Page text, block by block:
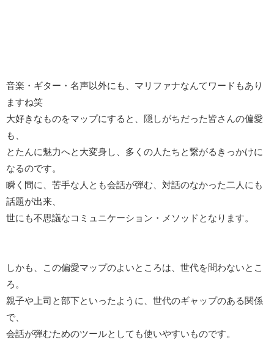
音楽・ギター・名声以外にも、マリファナなんてワードもあり
ますね笑
大好きなものをマップにすると、隠しがちだった皆さんの偏愛
も、
とたんに魅力へと大変身し、多くの人たちと繋がるきっかけに
なるのです。
瞬く間に、苦手な人とも会話が弾む、対話のなかった二人にも
話題が出来、
世にも不思議なコミュニケーション・メソッドとなります。
しかも、この偏愛マップのよいところは、世代を問わないとこ
ろ。
親子や上司と部下といったように、世代のギャップのある関係
で、
会話が弾むためのツールとしても使いやすいものです。